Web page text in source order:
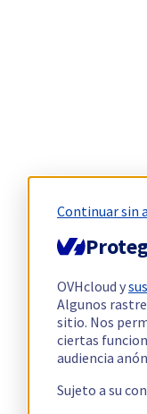
Continuar sin
OVHcloud y
Algunos
sitio. Nos
ciertas
audiencia
Sujeto a su